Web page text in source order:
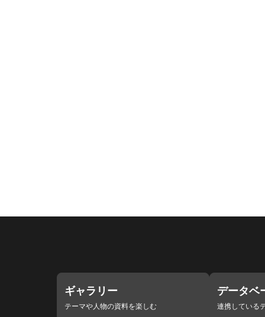
ギャラリー
テーマや人物の資料を楽しむ
データベ
連携している